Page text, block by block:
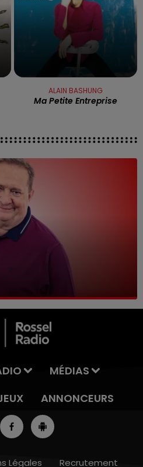
ALAIN BASHUNG
Ma Petite Entreprise
MÉDIAS
ANNONCEURS
Légales Recrutement